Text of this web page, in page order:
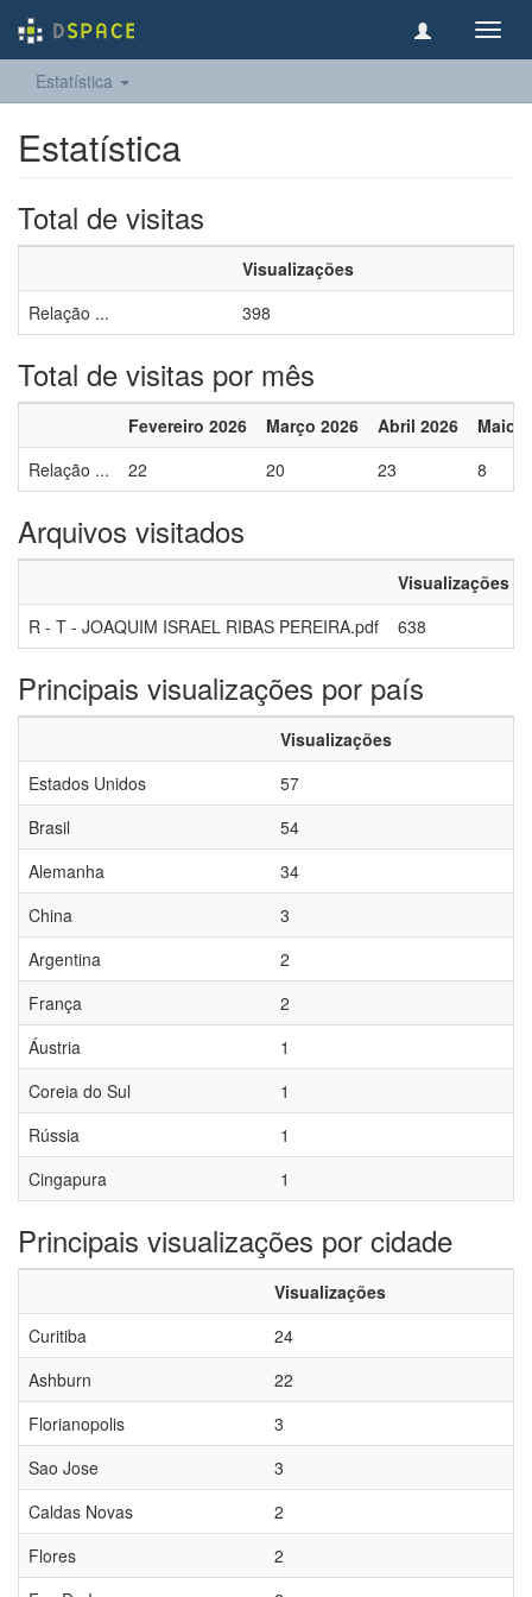
Estatística
Estatística
Total de visitas
Visualizações
Relação ...
398
Total de visitas por mês
Fevereiro 2026 Março 2026 Abril 2026
Maio
Relação ...
22 20 23 8
Arquivos visitados
Visualizações
R - T - JOAQUIM ISRAEL RIBAS PEREIRA.pdf
638
Principais visualizações por país
Visualizações
Estados Unidos
57
Brasil
54
Alemanha
34
China
3
Argentina
2
França
2
Áustria
1
Coreia do Sul
1
Rússia
1
Cingapura
1
Principais visualizações por cidade
Visualizações
Curitiba
24
Ashburn
22
Florianopolis
3
Sao Jose
3
Caldas Novas
2
Flores
2